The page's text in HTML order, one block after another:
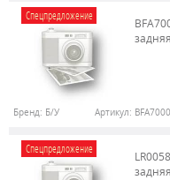
Спецпредложение
Бренд: Б/У Артикул:
Спецпредложение